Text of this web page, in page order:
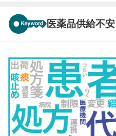
医薬品供給不安